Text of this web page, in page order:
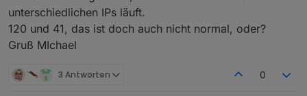
unterschiedlichen IPs läuft.
120 und 41, das ist doch auch nicht normal, oder?
Gruß MIchael
3 Antworten 0